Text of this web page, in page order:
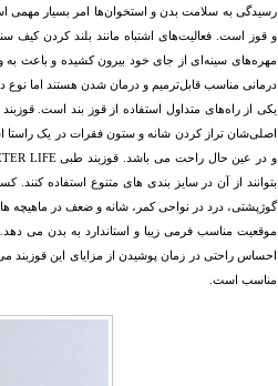
رسیدگی به سلامت بدن و استخوان‌ها امر بسیار مهمی
و قوز است. فعالیت‌های اشتباه مانند بلند کردن
مهره‌های سینه‌ای از جای خود بیرون کشیده و باعث
درمانی مناسب قابل‌ترمیم و درمان شدن هستند اما نوع
یکی از راه‌های متداول استفاده از قوز بند است.
بتوانند از آن در سایز بندی های متنوع استفاده
مناسب است.